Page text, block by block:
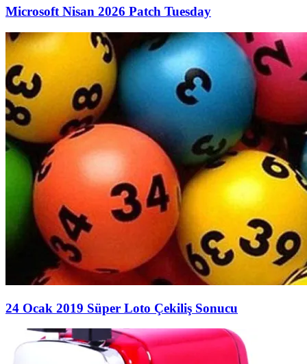
Microsoft Nisan 2026 Patch Tuesday
24 Ocak 2019 Süper Loto Çekiliş Sonucu